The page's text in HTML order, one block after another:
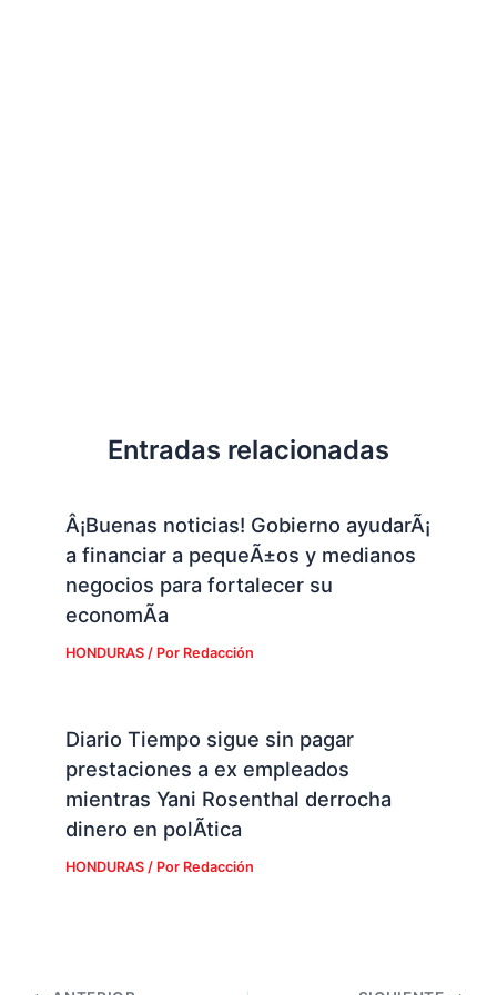
Entradas relacionadas
Â¡Buenas noticias! Gobierno ayudarÃ¡
a financiar a pequeÃ±os y medianos
negocios para fortalecer su
economÃ­a
HONDURAS/ Por Redacción
Diario Tiempo sigue sin pagar
prestaciones a ex empleados
mientras Yani Rosenthal derrocha
dinero en polÃ­tica
HONDURAS/ Por Redacción